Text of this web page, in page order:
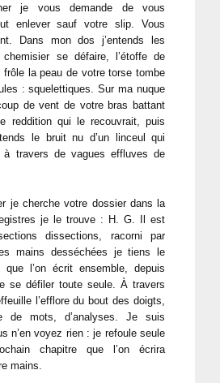
je vous demande de vous
enlever sauf votre slip. Vous
Dans mon dos j’entends les
se défaire, l’étoffe de
la peau de votre torse tombe
: squelettiques. Sur ma nuque
de vent de votre bras battant
reddition qui le recouvrait, puis
le bruit nu d’un linceul qui
travers de vagues effluves de
je cherche votre dossier dans la
je le trouve : H. G. Il est
dissections, racorni par
mains desséchées je tiens le
l’on écrit ensemble, depuis
se défiler toute seule. À travers
l’efflore du bout des doigts,
de mots, d’analyses. Je suis
n’en voyez rien : je refoule seule
chapitre que l’on écrira
mains.